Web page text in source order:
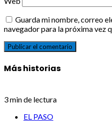
Guarda mi nombre, correo
navegador para la próxima vez
Más historias
3 min de lectura
EL PASO